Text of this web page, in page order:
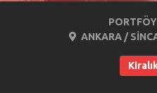
ANKARA /